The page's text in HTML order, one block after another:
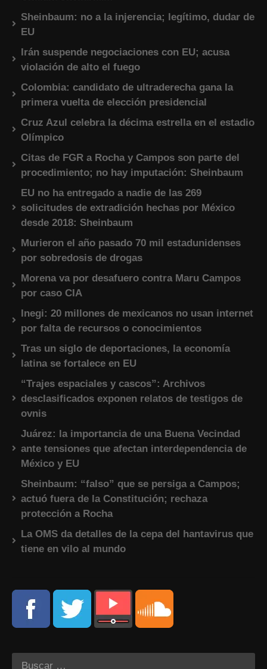
Sheinbaum: no a la injerencia; legítimo, dudar de
EU
Irán suspende negociaciones con EU; acusa
violación de alto el fuego
Colombia: candidato de ultraderecha gana la
primera vuelta de elección presidencial
Cruz Azul celebra la décima estrella en el estadio
Olímpico
Citas de FGR a Rocha y Campos son parte del
procedimiento; no hay imputación: Sheinbaum
EU no ha entregado a nadie de las 269
solicitudes de extradición hechas por México
desde 2018: Sheinbaum
Murieron el año pasado 70 mil estadunidenses
por sobredosis de drogas
Morena va por desafuero contra Maru Campos
por caso CIA
Inegi: 20 millones de mexicanos no usan internet
por falta de recursos o conocimientos
Tras un siglo de deportaciones, la economía
latina se fortalece en EU
“Trajes espaciales y cascos”: Archivos
desclasificados exponen relatos de testigos de
ovnis
Juárez: la importancia de una Buena Vecindad
ante tensiones que afectan interdependencia de
México y EU
Sheinbaum: “falso” que se persiga a Campos;
actuó fuera de la Constitución; rechaza
protección a Rocha
La OMS da detalles de la cepa del hantavirus que
tiene en vilo al mundo